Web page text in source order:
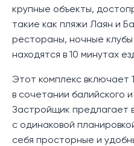
крупные объекты,
такие как пляжи Лаян и
рестораны, ночные
находятся в 10 минутах
Этот комплекс включает
в сочетании балийского
Застройщик предлагает
с одинаковой
себя просторные и